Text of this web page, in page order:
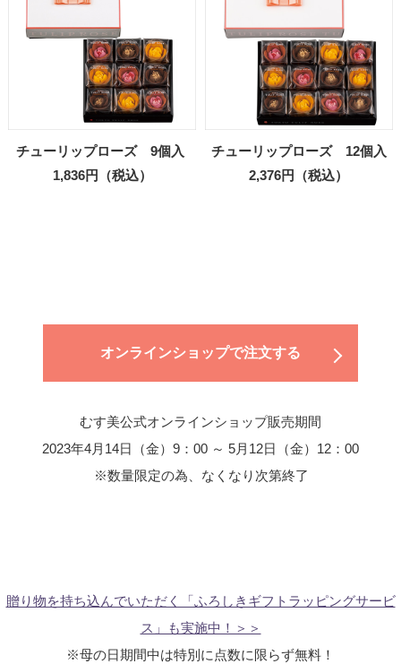
チューリップローズ 9個入
1,836円（税込）
チューリップローズ 12個入
2,376円（税込）
オンラインショップで注文する
むす美公式オンラインショップ販売期間
2023年4月14日（金）9：00 ～ 5月12日（金）12：00
※数量限定の為、なくなり次第終了
贈り物を持ち込んでいただく「ふろしきギフトラッピングサービ
ス」も実施中！＞＞
※母の日期間中は特別に点数に限らず無料！